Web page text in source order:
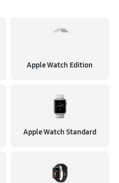
Apple Watch Edition
Apple Watch Standard